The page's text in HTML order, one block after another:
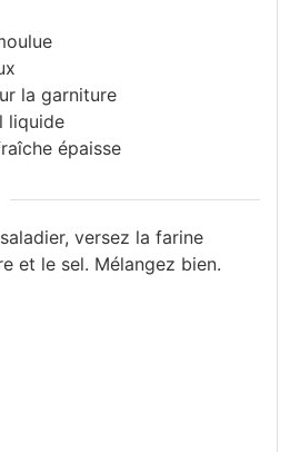
la garniture
liquide
épaisse
versez la farine
et le sel. Mélangez bien.